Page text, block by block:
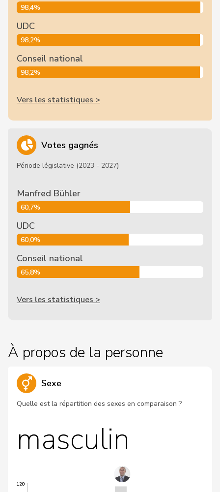
98,4%
UDC
98,2%
Conseil national
98,2%
Vers les statistiques >
Votes gagnés
Période législative (2023 - 2027)
Manfred Bühler
60,7%
UDC
60,0%
Conseil national
65,8%
Vers les statistiques >
À propos de la personne
Sexe
Quelle est la répartition des sexes en comparaison ?
masculin
120